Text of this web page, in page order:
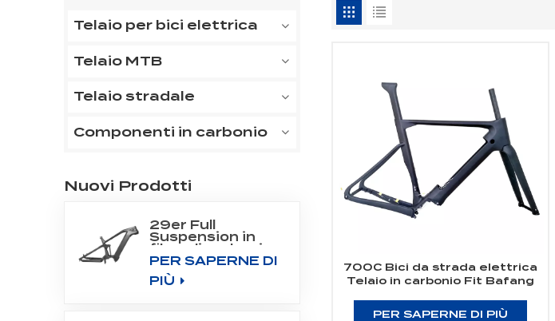
Telaio per bici elettrica
Telaio MTB
Telaio stradale
Componenti in carbonio
Nuovi Prodotti
29er Full
Suspension in
fibra di carbonio
All Mountain
Frame Fit Bafang
Motor
PER SAPERNE DI
PIÙ
700C Bici da strada elettrica
Telaio in carbonio Fit Bafang
PER SAPERNE DI PIÙ